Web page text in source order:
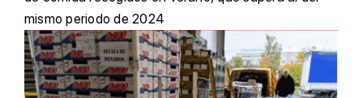
mismo periodo de 2024